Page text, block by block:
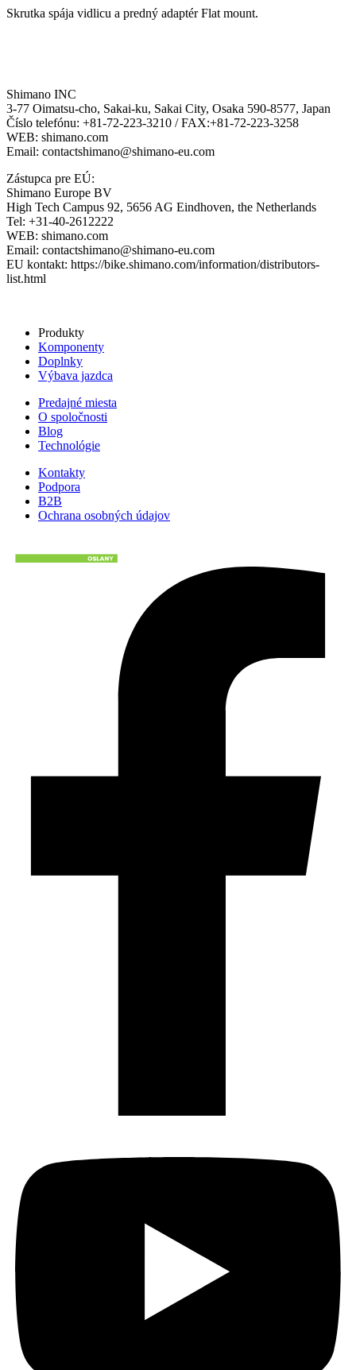
mount
Skrutka spája vidlicu a predný adaptér Flat mount.
Shimano INC
3-77 Oimatsu-cho, Sakai-ku, Sakai City, Osaka 590-8577, Japan
Číslo telefónu: +81-72-223-3210 / FAX:+81-72-223-3258
WEB: shimano.com
Email: contactshimano@shimano-eu.com
Zástupca pre EÚ:
Shimano Europe BV
High Tech Campus 92, 5656 AG Eindhoven, the Netherlands
Tel: +31-40-2612222
WEB: shimano.com
Email: contactshimano@shimano-eu.com
EU kontakt: https://bike.shimano.com/information/distributors-
list.html
Produkty
Komponenty
Doplnky
Výbava jazdca
Predajné miesta
O spoločnosti
Blog
Technológie
Kontakty
Podpora
B2B
Ochrana osobných údajov